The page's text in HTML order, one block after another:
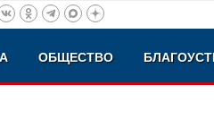
ОБЩЕСТВО